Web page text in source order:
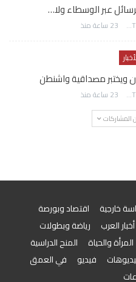
عبر الوسطاء ولا…
AWATEF ABDELHAMED 23 ساعة منذ
مصداقية واشنطن
AWATEF ABDELHAMED 23 ساعة منذ
المشاركات
خارجية
اقتصاد وبورصة
أخبار العرب
رياضة وبطولات
المرأة والحياة
المنح الدراسية
فيديو
في العمق